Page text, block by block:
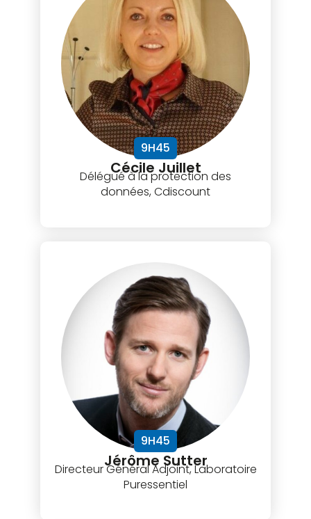
9H45
Cécile Juillet
Délégué à la protection des
données, Cdiscount
9H45
Jérôme Sutter
Directeur Général Adjoint, Laboratoire
Puressentiel